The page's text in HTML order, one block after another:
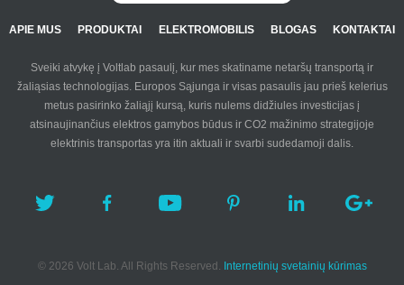
APIE MUS PRODUKTAI ELEKTROMOBILIS BLOGAS KONTAKTAI
Sveiki atvykę į Voltlab pasaulį, kur mes skatiname netaršų transportą ir
žaliąsias technologijas. Europos Sąjunga ir visas pasaulis jau prieš kelerius
metus pasirinko žaliąjį kursą, kuris nulems didžiules investicijas į
atsinaujinančius elektros gamybos būdus ir CO2 mažinimo strategijoje
elektrinis transportas yra itin aktuali ir svarbi sudedamoji dalis.
© 2026 Volt Lab. All Rights Reserved. Internetinių svetainių kūrimas